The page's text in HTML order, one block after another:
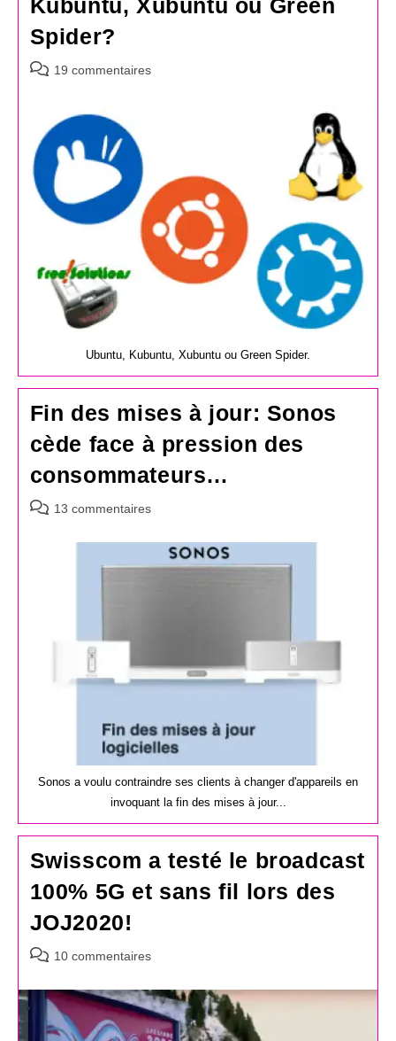
Kubuntu, Xubuntu ou Green
Spider?
Commentaires
publication :
19 commentaires
Ubuntu, Kubuntu, Xubuntu ou Green Spider.
Fin des mises à jour: Sonos
cède face à pression des
consommateurs…
Commentaires
13 commentaires
Sonos a voulu contraindre ses clients à changer d'appareils en
invoquant la fin des mises à jour...
Swisscom a testé le broadcast
100% 5G et sans fil lors des
JOJ2020!
Commentaires
la
publication :
10 commentaires